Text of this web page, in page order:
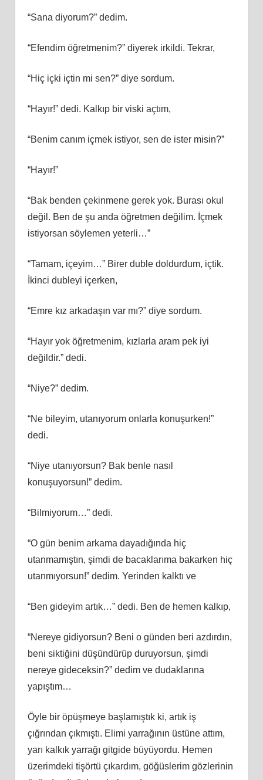
“Sana diyorum?” dedim.
“Efendim öğretmenim?” diyerek irkildi. Tekrar,
“Hiç içki içtin mi sen?” diye sordum.
“Hayır!” dedi. Kalkıp bir viski açtım,
“Benim canım içmek istiyor, sen de ister misin?”
“Hayır!”
“Bak benden çekinmene gerek yok. Burası okul
değil. Ben de şu anda öğretmen değilim. İçmek
istiyorsan söylemen yeterli…”
“Tamam, içeyim…” Birer duble doldurdum, içtik.
İkinci dubleyi içerken,
“Emre kız arkadaşın var mı?” diye sordum.
“Hayır yok öğretmenim, kızlarla aram pek iyi
değildir.” dedi.
“Niye?” dedim.
“Ne bileyim, utanıyorum onlarla konuşurken!”
dedi.
“Niye utanıyorsun? Bak benle nasıl
konuşuyorsun!” dedim.
“Bilmiyorum…” dedi.
“O gün benim arkama dayadığında hiç
utanmamıştın, şimdi de bacaklarıma bakarken hiç
utanmıyorsun!” dedim. Yerinden kalktı ve
“Ben gideyim artık…” dedi. Ben de hemen kalkıp,
“Nereye gidiyorsun? Beni o günden beri azdırdın,
beni siktiğini düşündürüp duruyorsun, şimdi
nereye gideceksin?” dedim ve dudaklarına
yapıştım…
Öyle bir öpüşmeye başlamıştık ki, artık iş
çığrından çıkmıştı. Elimi yarrağının üstüne attım,
yarı kalkık yarrağı gitgide büyüyordu. Hemen
üzerimdeki tişörtü çıkardım, göğüslerim gözlerinin